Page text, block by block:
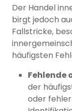
Der Handel
birgt jedoch
Fallstricke,
häufigsten
Fehlende
der
oder